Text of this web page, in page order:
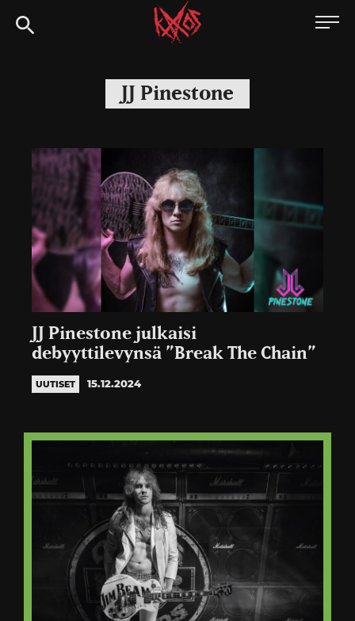
Siirry
suoraan
Kaaoszine
JJ Pinestone
JJ Pinestone julkaisi
debyyttilevynsä ”Break The Chain”
UUTISET 15.12.2024